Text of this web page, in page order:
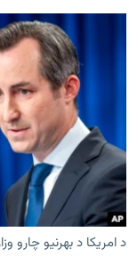
د امریکا د بهرنیو چارو